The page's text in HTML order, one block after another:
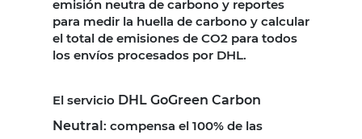
emisión neutra de carbono y reportes
para medir la huella de carbono y calcular
el total de emisiones de CO2 para todos
los envíos procesados por DHL.
El servicio DHL GoGreen Carbon
Neutral : compensa el 100% de las